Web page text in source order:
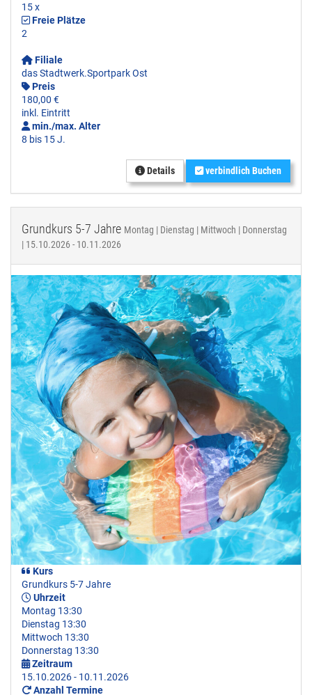
15 x
Freie Plätze
2
Filiale
das Stadtwerk.Sportpark Ost
Preis
180,00 €
inkl. Eintritt
min./max. Alter
8 bis 15 J.
Details verbindlich Buchen
Grundkurs 5-7 Jahre Montag | Dienstag | Mittwoch | Donnerstag
| 15.10.2026 - 10.11.2026
Kurs
Grundkurs 5-7 Jahre
Uhrzeit
Montag 13:30
Dienstag 13:30
Mittwoch 13:30
Donnerstag 13:30
Zeitraum
15.10.2026 - 10.11.2026
Anzahl Termine